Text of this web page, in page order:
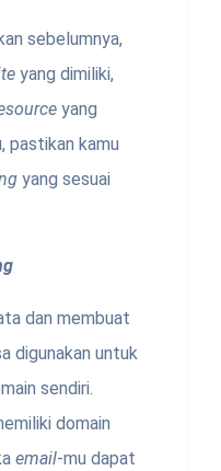
sebelumnya,
yang dimiliki,
yang
pastikan kamu
yang sesuai
dan membuat
digunakan untuk
sendiri.
domain
email-mu dapat